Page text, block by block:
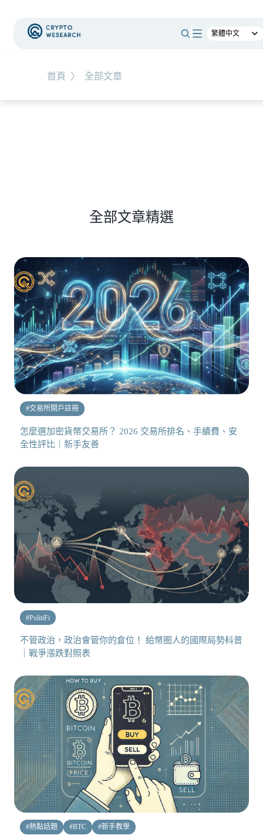
首頁 〉 全部文章
RWA
全部文章精選
#交易所開戶註冊
怎麼選加密貨幣交易所？ 2026 交易所排名、手續費、安
全性評比｜新手友善
#PolitiFi
不管政治，政治會管你的倉位！ 給幣圈人的國際局勢科普
｜戰爭漲跌對照表
#熱點話題 #BTC #新手教學